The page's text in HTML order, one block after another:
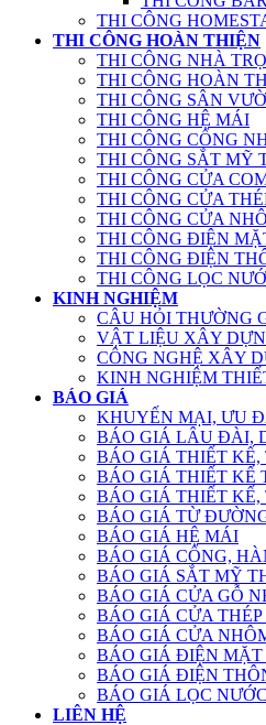
THI CÔNG
THI CÔNG HOÀN THIỆN
THI CÔNG NHÀ
THI CÔNG HOÀN
THI CÔNG SÂN
THI CÔNG HỆ MÁI
THI CÔNG CỔNG
THI CÔNG SẮT MỸ
THI CÔNG CỬA
THI CÔNG CỬA
THI CÔNG CỬA
THI CÔNG ĐIỆN
THI CÔNG ĐIỆN
THI CÔNG LỌC
KINH NGHIỆM
CÂU HỎI THƯỜNG
VẬT LIỆU XÂY
CÔNG NGHỆ XÂY
KINH NGHIỆM
BÁO GIÁ
KHUYẾN MẠI, ƯU
BÁO GIÁ LÂU ĐÀI,
BÁO GIÁ THIẾT KẾ,
BÁO GIÁ THIẾT KẾ
BÁO GIÁ THIẾT KẾ,
BÁO GIÁ TỪ
BÁO GIÁ HỆ MÁI
BÁO GIÁ CỔNG,
BÁO GIÁ SẮT MỸ
BÁO GIÁ CỬA GỖ
BÁO GIÁ CỬA
BÁO GIÁ CỬA
BÁO GIÁ ĐIỆN MẶT
BÁO GIÁ ĐIỆN
BÁO GIÁ LỌC
LIÊN HỆ